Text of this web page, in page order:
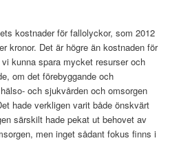
kostnader för fallolyckor, som 2012
kronor. Det är högre än kostnaden för
kunna spara mycket resurser och
om det förebyggande och
och sjukvården och omsorgen
hade verkligen varit både önskvärt
särskilt hade pekat ut behovet av
men inget sådant fokus finns i